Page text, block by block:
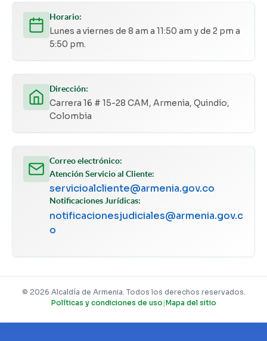
Horario:
Lunes a viernes de 8 am a 11:50 am y de 2 pm a
5:50 pm.
Dirección:
Carrera 16 # 15-28 CAM, Armenia, Quindío,
Colombia
Correo electrónico:
Atención Servicio al Cliente:
servicioalcliente@armenia.gov.co
Notificaciones Jurídicas:
notificacionesjudiciales@armenia.gov.c
o
© 2026 Alcaldía de Armenia. Todos los derechos reservados.
Políticas y condiciones de uso |Mapa del sitio